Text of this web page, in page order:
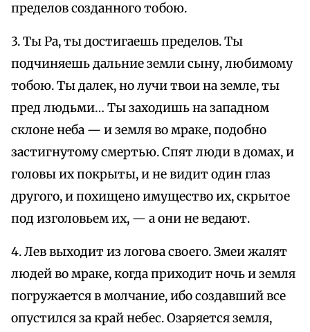
пределов созданного тобою.
3. Ты Ра, ты достигаешь пределов. Ты
подчиняешь дальние земли сыну, любимому
тобою. Ты далек, но лучи твои на земле, ты
пред людьми… Ты заходишь на западном
склоне неба — и земля во мраке, подобно
застигнутому смертью. Спят люди в домах, и
головы их покрыты, и не видит один глаз
другого, и похищено имущество их, скрытое
под изголовьем их, — а они не ведают.
4. Лев выходит из логова своего. Змеи жалят
людей во мраке, когда приходит ночь и земля
погружается в молчание, ибо создавший все
опустился за край небес. Озаряется земля,